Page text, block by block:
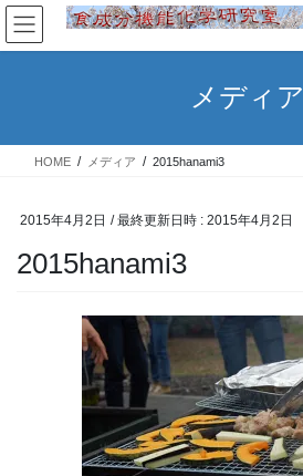
コ
ン
テ
ス
ナ
ビ
ゲ
ン
メディア
HOME メディア 2015hanami3
2015年4月2日 / 最終更新日時 : 2015年4月2日
2015hanami3